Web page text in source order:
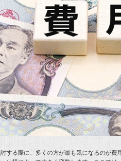
する際に、多くの方が最も気になるのが